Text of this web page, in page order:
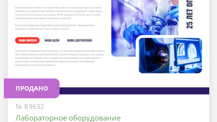
ПРОДАНО
№ 89632
Лабораторное оборудование